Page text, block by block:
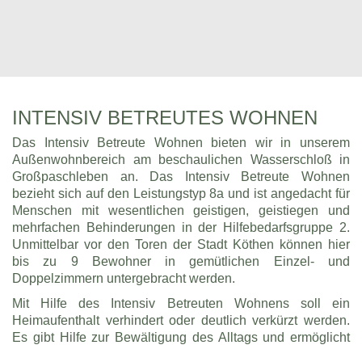
INTENSIV BETREUTES WOHNEN
Das Intensiv Betreute Wohnen bieten wir in unserem
Außenwohnbereich am beschaulichen Wasserschloß in
Großpaschleben an. Das Intensiv Betreute Wohnen
bezieht sich auf den Leistungstyp 8a und ist angedacht für
Menschen mit wesentlichen geistigen, geistiegen und
mehrfachen Behinderungen in der Hilfebedarfsgruppe 2.
Unmittelbar vor den Toren der Stadt Köthen können hier
bis zu 9 Bewohner in gemütlichen Einzel- und
Doppelzimmern untergebracht werden.
Mit Hilfe des Intensiv Betreuten Wohnens soll ein
Heimaufenthalt verhindert oder deutlich verkürzt werden.
Es gibt Hilfe zur Bewältigung des Alltags und ermöglicht